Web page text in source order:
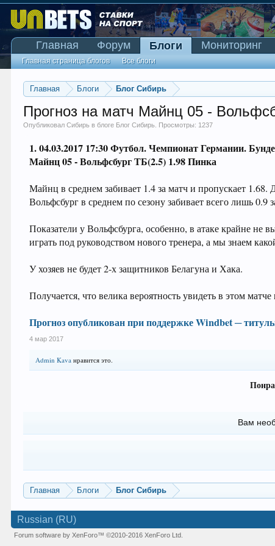
Главная Блоги Блог Сибирь
Прогноз на матч Майнц 05 -
ОпубликовалСибирь в блоге Блог Сибирь . Просмотры: 1237
1. 04.03.2017 17:30 Футбол. Чемпионат Германии.
Майнц 05 - Вольфсбург ТБ(2.5) 1.98 Пинка
Майнц в среднем забивает 1.4 за матч и пропускает 1.68.
Вольфсбург в среднем по сезону забивает всего лишь 0.9
Показатели у Вольфсбурга, особенно, в атаке крайне не
играть под руководством нового тренера, а мы знаем
У хозяев не будет 2-х защитников Белагуна и Хака.
Получается, что велика вероятность увидеть в этом
Прогноз опубликован при поддержке Windbet ─
4 мар 2017
Admin Kava нравится это.
Вам
Главная Блоги Блог Сибирь
Главная Форум Блоги
Главная страница блогов Все блоги
Мониторинг
Russian (RU)
Forum software by XenForo™©2010-2016 XenForo Ltd.